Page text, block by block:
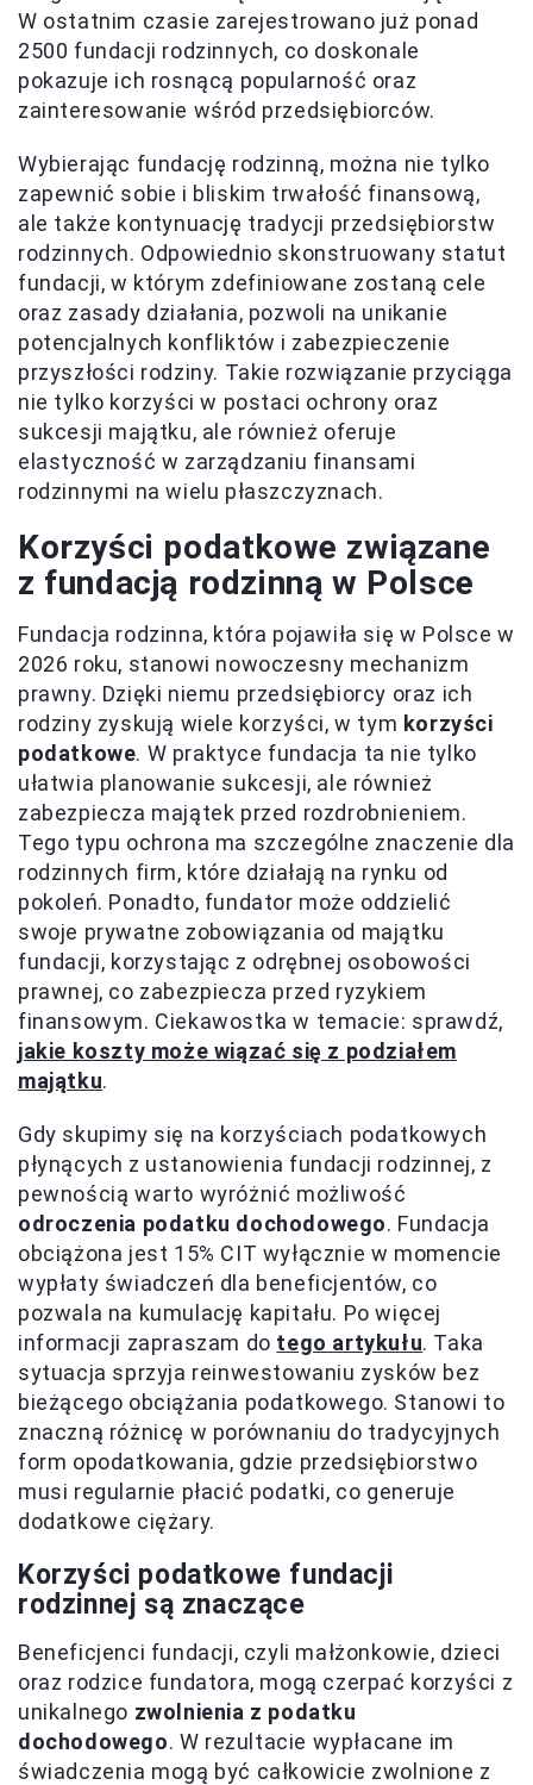
W ostatnim czasie zarejestrowano już ponad
2500 fundacji rodzinnych, co doskonale
pokazuje ich rosnącą popularność oraz
zainteresowanie wśród przedsiębiorców.
Wybierając fundację rodzinną, można nie tylko
zapewnić sobie i bliskim trwałość finansową,
ale także kontynuację tradycji przedsiębiorstw
rodzinnych. Odpowiednio skonstruowany statut
fundacji, w którym zdefiniowane zostaną cele
oraz zasady działania, pozwoli na unikanie
potencjalnych konfliktów i zabezpieczenie
przyszłości rodziny. Takie rozwiązanie przyciąga
nie tylko korzyści w postaci ochrony oraz
sukcesji majątku, ale również oferuje
elastyczność w zarządzaniu finansami
rodzinnymi na wielu płaszczyznach.
Korzyści podatkowe związane
z fundacją rodzinną w Polsce
Fundacja rodzinna, która pojawiła się w Polsce w
2026 roku, stanowi nowoczesny mechanizm
prawny. Dzięki niemu przedsiębiorcy oraz ich
rodziny zyskują wiele korzyści, w tym korzyści
podatkowe. W praktyce fundacja ta nie tylko
ułatwia planowanie sukcesji, ale również
zabezpiecza majątek przed rozdrobnieniem.
Tego typu ochrona ma szczególne znaczenie dla
rodzinnych firm, które działają na rynku od
pokoleń. Ponadto, fundator może oddzielić
swoje prywatne zobowiązania od majątku
fundacji, korzystając z odrębnej osobowości
prawnej, co zabezpiecza przed ryzykiem
finansowym. Ciekawostka w temacie: sprawdź,
jakie koszty może wiązać się z podziałem
majątku.
Gdy skupimy się na korzyściach podatkowych
płynących z ustanowienia fundacji rodzinnej, z
pewnością warto wyróżnić możliwość
odroczenia podatku dochodowego. Fundacja
obciążona jest 15% CIT wyłącznie w momencie
wypłaty świadczeń dla beneficjentów, co
pozwala na kumulację kapitału. Po więcej
informacji zapraszam do tego artykułu. Taka
sytuacja sprzyja reinwestowaniu zysków bez
bieżącego obciążania podatkowego. Stanowi to
znaczną różnicę w porównaniu do tradycyjnych
form opodatkowania, gdzie przedsiębiorstwo
musi regularnie płacić podatki, co generuje
dodatkowe ciężary.
Korzyści podatkowe fundacji
rodzinnej są znaczące
Beneficjenci fundacji, czyli małżonkowie, dzieci
oraz rodzice fundatora, mogą czerpać korzyści z
unikalnego zwolnienia z podatku
dochodowego. W rezultacie wypłacane im
świadczenia mogą być całkowicie zwolnione z